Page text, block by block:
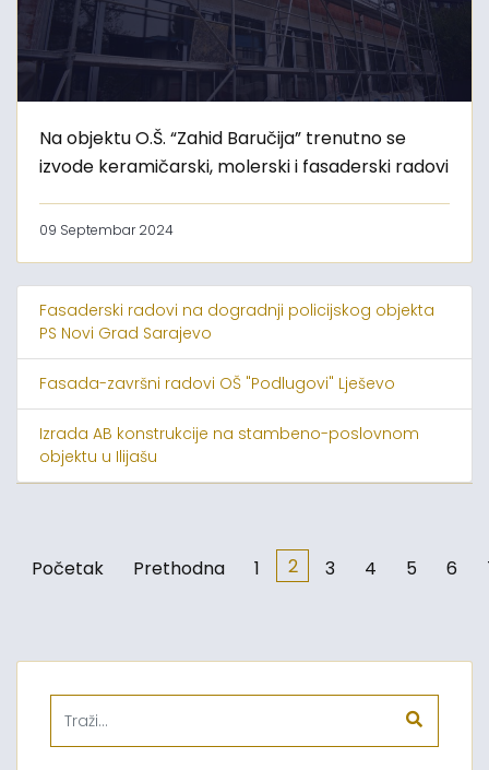
Na objektu O.Š. “Zahid Baručija” trenutno se
izvode keramičarski, molerski i fasaderski radovi
09 Septembar 2024
Fasaderski radovi na dogradnji policijskog objekta
PS Novi Grad Sarajevo
Fasada-završni radovi OŠ "Podlugovi" Lješevo
Izrada AB konstrukcije na stambeno-poslovnom
objektu u Ilijašu
Početak Prethodna 1 2 3 4 5 6